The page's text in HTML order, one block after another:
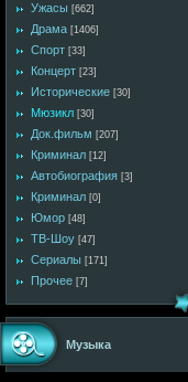
Ужасы [662]
Драма [1406]
Спорт [33]
Концерт [23]
Исторические [30]
Мюзикл [30]
Док.фильм [207]
Криминал [12]
Автобиография [3]
Криминал [0]
Юмор [48]
ТВ-Шоу [47]
Сериалы [171]
Прочее [7]
Музыка